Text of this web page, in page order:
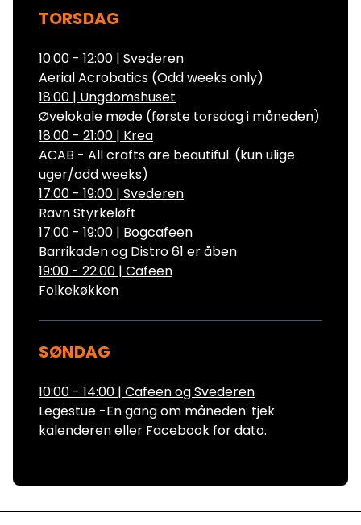
TORSDAG
10:00 - 12:00 | Svederen
Aerial Acrobatics (Odd weeks only)
18:00 | Ungdomshuset
Øvelokale møde (første torsdag i måneden)
18:00 - 21:00 | Krea
ACAB - All crafts are beautiful. (kun ulige
uger/odd weeks)
17:00 - 19:00 | Svederen
Ravn Styrkeløft
17:00 - 19:00 | Bogcafeen
Barrikaden og Distro 61 er åben
19:00 - 22:00 | Cafeen
Folkekøkken
SØNDAG
10:00 - 14:00 | Cafeen og Svederen
Legestue -En gang om måneden: tjek
kalenderen eller Facebook for dato.